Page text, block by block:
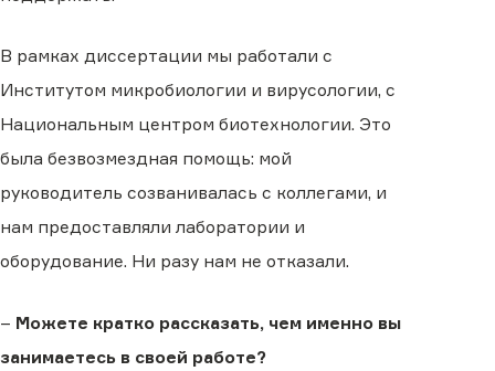
В рамках диссертации мы работали с
Институтом микробиологии и вирусологии, с
Национальным центром биотехнологии. Это
была безвозмездная помощь: мой
руководитель созванивалась с коллегами, и
нам предоставляли лаборатории и
оборудование. Ни разу нам не отказали.
– Можете кратко рассказать, чем именно вы
занимаетесь в своей работе?